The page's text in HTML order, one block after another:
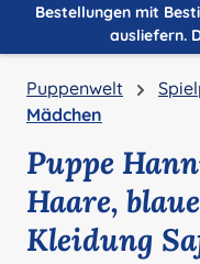
Bestellungen mit
ausliefern.
Puppenwelt
Mädchen
Puppe
Haare,
Kleidung